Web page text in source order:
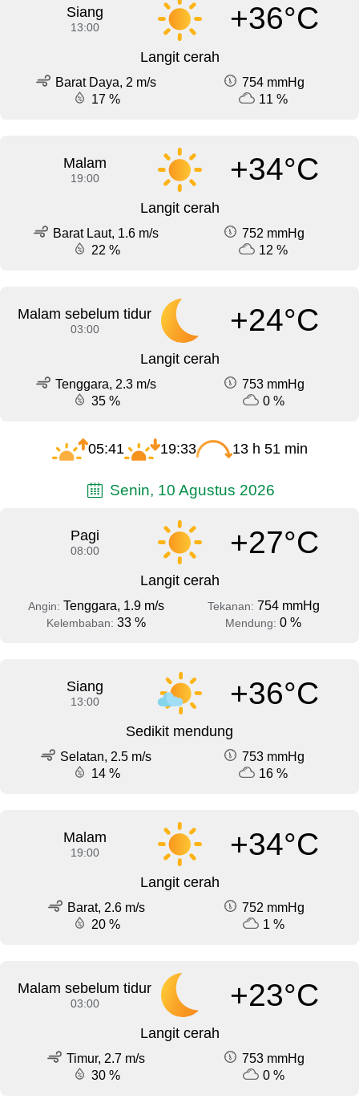
Siang
13:00 +36°C
Langit cerah
Barat Daya, 2 m/s
754 mmHg
17 %
11 %
Malam
19:00 +34°C
Langit cerah
Barat Laut, 1.6 m/s
752 mmHg
22 %
12 %
Malam sebelum tidur
03:00 +24°C
Langit cerah
Tenggara, 2.3 m/s
753 mmHg
35 %
0 %
05:41 19:33 13 h 51 min
Senin, 10 Agustus 2026
Pagi
08:00 +27°C
Langit cerah
Angin: Tenggara, 1.9 m/s Tekanan: 754 mmHg
Kelembaban: 33 % Mendung: 0 %
Siang
13:00 +36°C
Sedikit mendung
Selatan, 2.5 m/s
753 mmHg
14 %
16 %
Malam
19:00 +34°C
Langit cerah
Barat, 2.6 m/s
752 mmHg
20 %
1 %
Malam sebelum tidur
03:00 +23°C
Langit cerah
Timur, 2.7 m/s
753 mmHg
30 %
0 %